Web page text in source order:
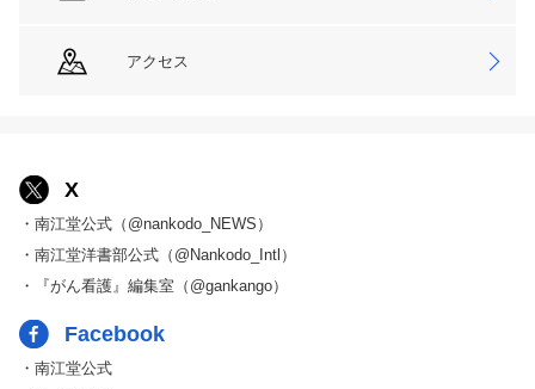
アクセス
X
・南江堂公式（@nankodo_NEWS）
・南江堂洋書部公式（@Nankodo_Intl）
・『がん看護』編集室（@gankango）
Facebook
・南江堂公式